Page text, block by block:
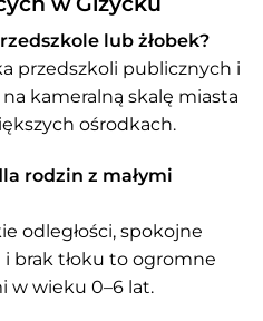
lub żłobek?
przedszkoli publicznych i
kameralną skalę miasta
ośrodkach.
rodzin z małymi
odległości, spokojne
brak tłoku to ogromne
w wieku 0–6 lat.